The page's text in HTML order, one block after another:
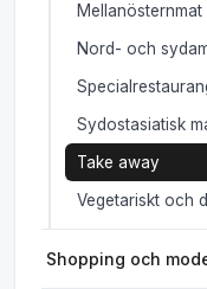
Mellanösternmat
Nord- och
Sydostasiatisk
Take away
Vegetariskt och
Shopping och